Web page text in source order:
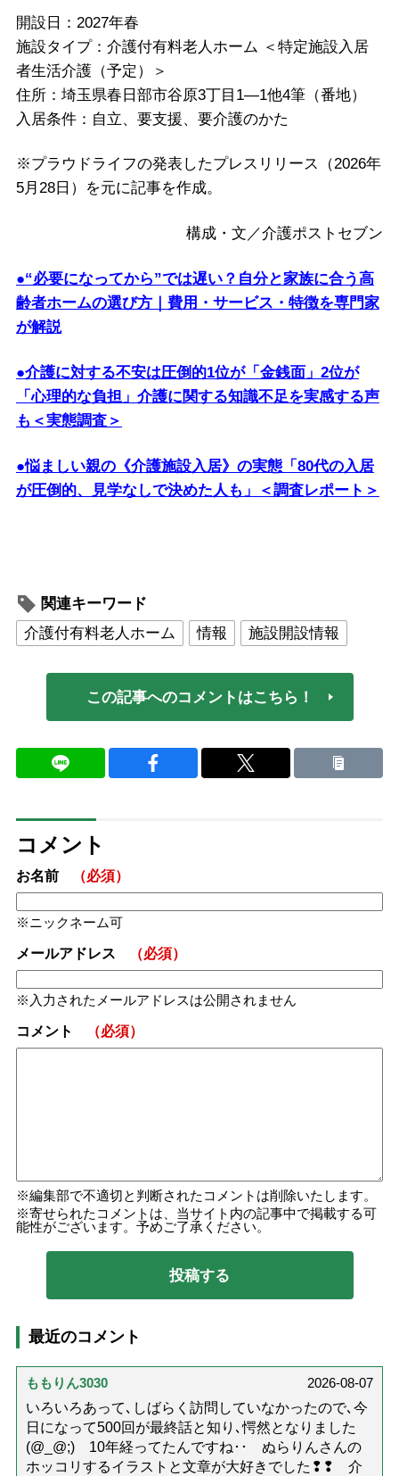
開設日：2027年春
施設タイプ：介護付有料老人ホーム ＜特定施設入居
者生活介護（予定）＞
住所：埼玉県春日部市谷原3丁目1―1他4筆（番地）
入居条件：自立、要支援、要介護のかた
※プラウドライフの発表したプレスリリース（2026年
5月28日）を元に記事を作成。
構成・文／介護ポストセブン
●“必要になってから”では遅い？自分と家族に合う高
齢者ホームの選び方｜費用・サービス・特徴を専門家
が解説
●介護に対する不安は圧倒的1位が「金銭面」2位が
「心理的な負担」介護に関する知識不足を実感する声
も＜実態調査＞
●悩ましい親の《介護施設入居》の実態「80代の入居
が圧倒的、見学なしで決めた人も」＜調査レポート＞
関連キーワード
介護付有料老人ホーム
情報 施設開設情報
この記事へのコメントはこちら！
コメント
お名前 （必須）
ニックネーム可
メールアドレス （必須）
入力されたメールアドレスは公開されません
コメント （必須）
編集部で不適切と判断されたコメントは削除いたします。
寄せられたコメントは、当サイト内の記事中で掲載する可
能性がございます。予めご了承ください。
最近のコメント
ももりん3030
2026-08-07
いろいろあって､しばらく訪問していなかったので､今
日になって500回が最終話と知り､愕然となりました
(@_@;) 10年経ってたんですね･･ ぬらりんさんの
ホッコリするイラストと文章が大好きでした❢❢ 介